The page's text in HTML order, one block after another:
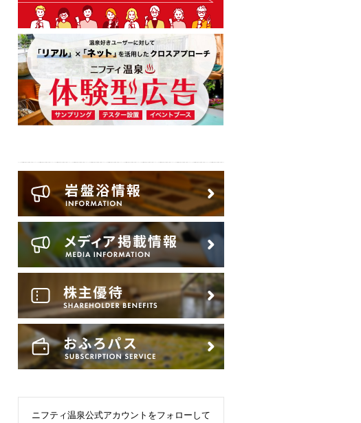
ニフティ温泉公式アカウントをフォローして